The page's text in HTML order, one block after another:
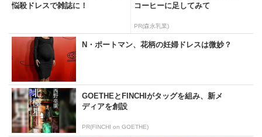
悩殺ドレスで雑誌に！
コーヒーに足してみて
PR(森永乳業)
N・ポートマン、花柄の妊婦ドレスは微妙？
GOETHEとFINCHIがタッグを組み、新メ
ディアを創設
PR(FINCHI on GOETHE)